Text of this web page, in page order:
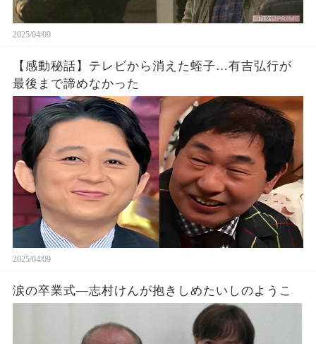
2025/04/09
【感動秘話】テレビから消えた蛭子…有吉弘行が
最後まで諦めなかった
2025/04/09
涙の卒業式—志村けんが抱きしめたいしのようこ